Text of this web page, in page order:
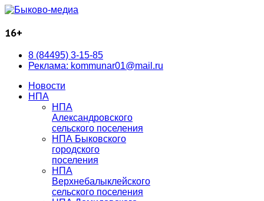
16+
8 (84495) 3-15-85
Реклама: kommunar01@mail.ru
Новости
НПА
НПА
Александровского
сельского поселения
НПА Быковского
городского
поселения
НПА
Верхнебалыклейского
сельского поселения